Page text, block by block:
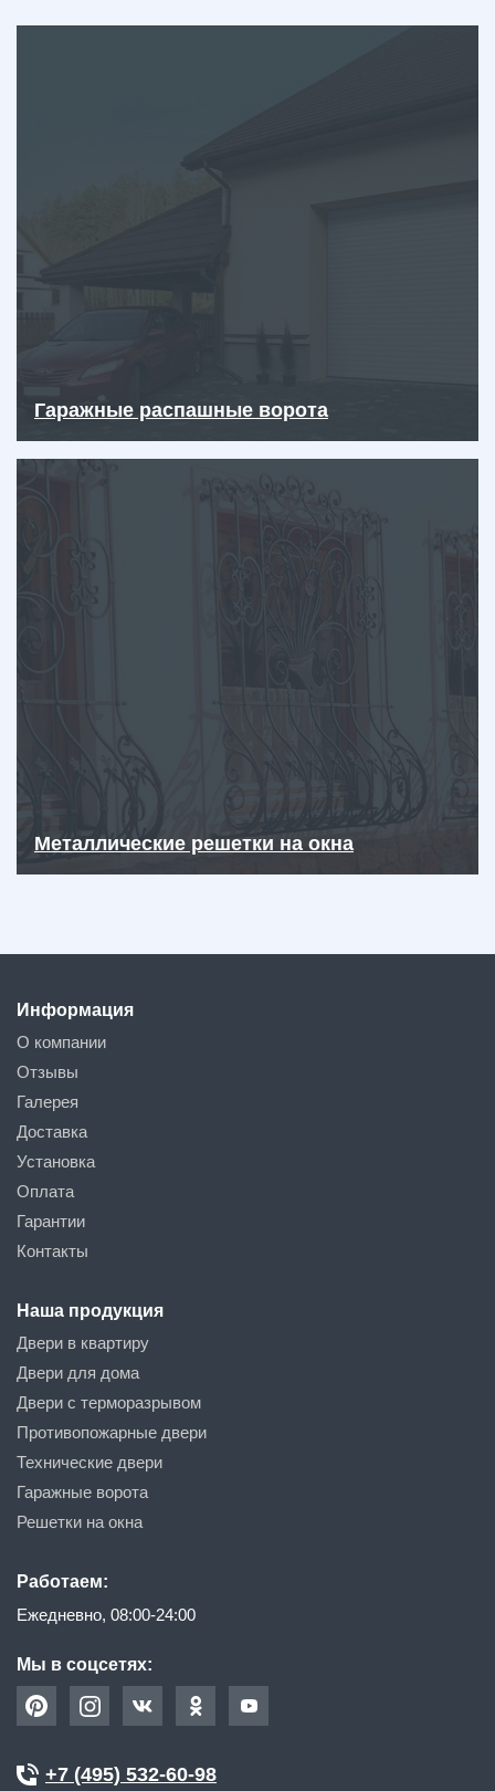
Гаражные распашные ворота
Металлические решетки на окна
Информация
О компании
Отзывы
Галерея
Доставка
Установка
Оплата
Гарантии
Контакты
Наша продукция
Двери в квартиру
Двери для дома
Двери с терморазрывом
Противопожарные двери
Технические двери
Гаражные ворота
Решетки на окна
Работаем:
Ежедневно, 08:00-24:00
Мы в соцсетях:
+7 (495) 532-60-98